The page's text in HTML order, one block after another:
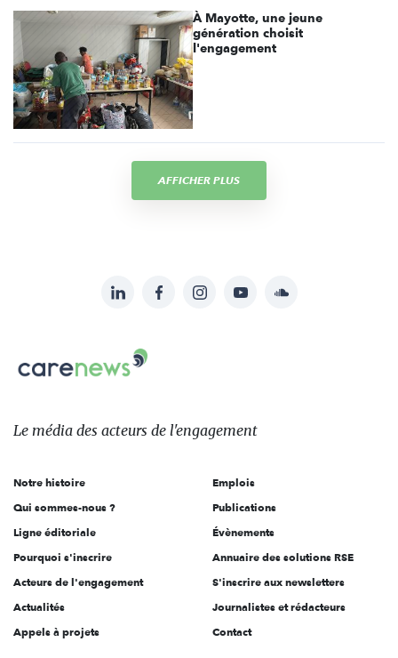
À Mayotte, une jeune
génération choisit
l'engagement
AFFICHER PLUS
sur:
LinkedInFacebookInstagramYouTubeSoundcloud
Le
des
l'engagement
Le média des acteurs de l'engagement
Notre histoire
Qui sommes-nous ?
Ligne éditoriale
Pourquoi s'inscrire
Acteurs de l'engagement
Actualités
Appels à projets
Emplois
Publications
Évènements
Annuaire des solutions RSE
S'inscrire aux newsletters
Journalistes et rédacteurs
Contact